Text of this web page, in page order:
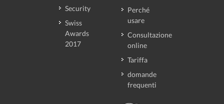
Security
Swiss
Awards
2017
Perché
usare
Consultazione
online
Tariffa
domande
frequenti